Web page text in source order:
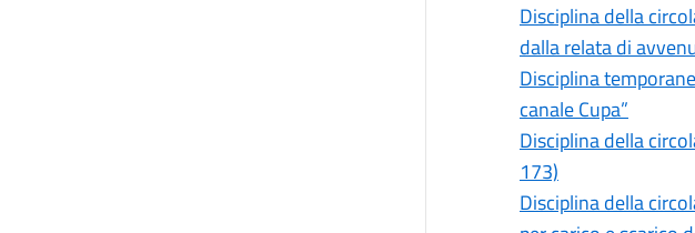
Disciplina della
dalla relata di
Disciplina
canale Cupa”
Disciplina della
173)
Disciplina della